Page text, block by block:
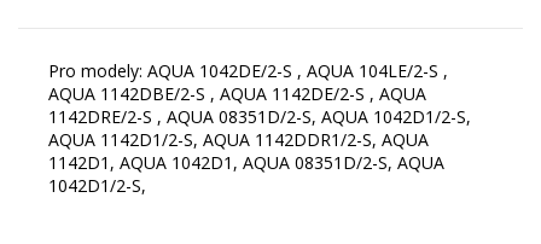
Pro modely: AQUA 1042DE/2-S , AQUA 104LE/2-S ,
AQUA 1142DBE/2-S , AQUA 1142DE/2-S , AQUA
1142DRE/2-S , AQUA 08351D/2-S, AQUA 1042D1/2-S,
AQUA 1142D1/2-S, AQUA 1142DDR1/2-S, AQUA
1142D1, AQUA 1042D1, AQUA 08351D/2-S, AQUA
1042D1/2-S,